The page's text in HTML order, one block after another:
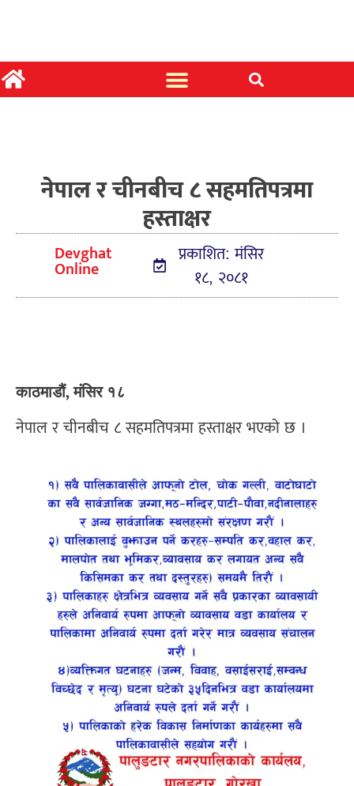
नेपाल र चीनबीच ८ सहमतिपत्रमा
हस्ताक्षर
Devghat
Online
प्रकाशित: मंसिर
१८, २०८१
काठमाडौं, मंसिर १८
नेपाल र चीनबीच ८ सहमतिपत्रमा हस्ताक्षर भएको छ ।